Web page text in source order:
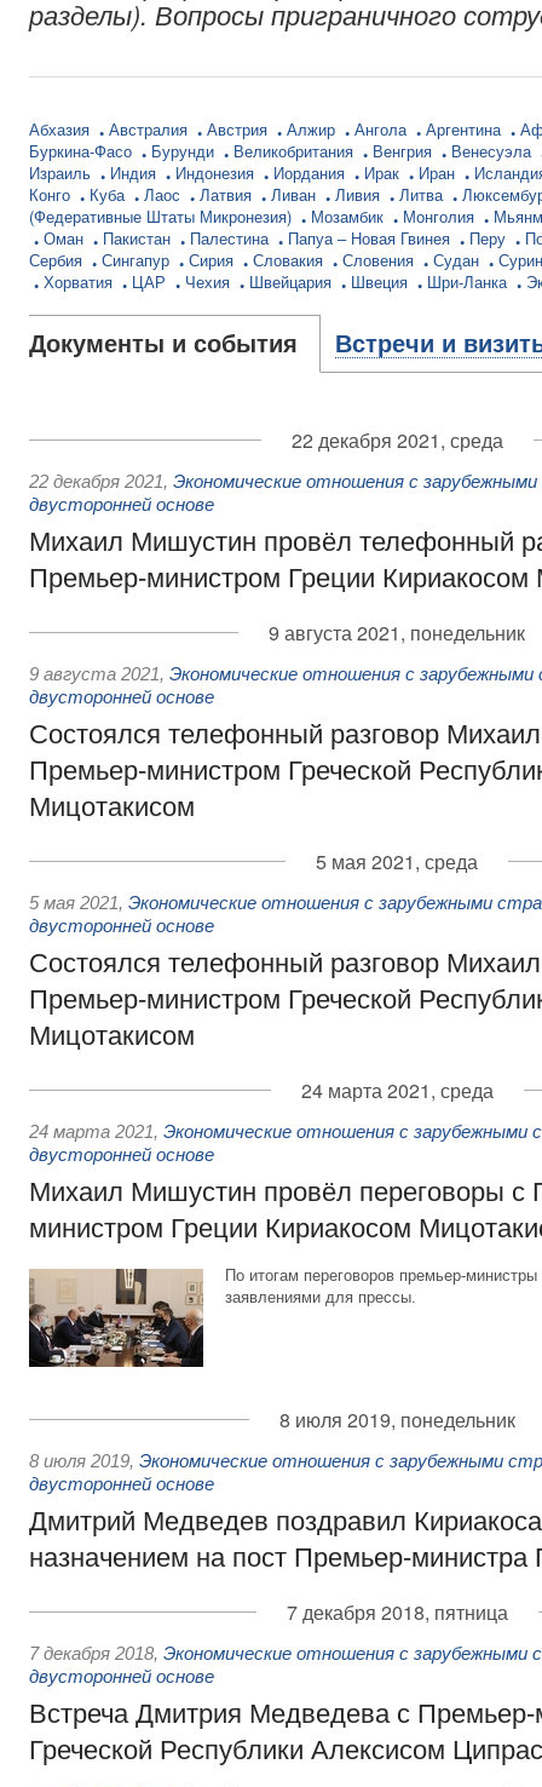
разделы). Вопросы приграничного
Абхазия Австралия Австрия Алжир Ангола Аргентина
Буркина-Фасо
Бурунди Великобритания Венгрия
Венесуэла
Израиль
Индия Индонезия Иордания Ирак Иран
Конго
Куба Лаос Латвия Ливан Ливия Литва
(Федеративные Штаты Микронезия)
Мозамбик Монголия
Оман
Пакистан Палестина Папуа – Новая Гвинея Перу
Сербия
Сингапур Сирия Словакия Словения Судан
Хорватия
ЦАР Чехия Швейцария Швеция Шри-Ланка
Документы и события Встречи и
22 декабря 2021, среда
22 декабря 2021, Экономические отношения с
двусторонней основе
Михаил Мишустин провёл телефонный
Премьер-министром Греции Кириакосом
9 августа 2021, понедельник
9 августа 2021, Экономические отношения с
двусторонней основе
Состоялся телефонный разговор
Премьер-министром Греческой
Мицотакисом
5 мая 2021, среда
5 мая 2021, Экономические отношения с зарубежными
двусторонней основе
Состоялся телефонный разговор
Премьер-министром Греческой
Мицотакисом
24 марта 2021, среда
24 марта 2021, Экономические отношения с зарубежными
двусторонней основе
Михаил Мишустин провёл переговоры с
министром Греции Кириакосом
По итогам переговоров премьер-
заявлениями для прессы.
8 июля 2019, понедельник
8 июля 2019, Экономические отношения с зарубежными
двусторонней основе
Дмитрий Медведев поздравил
назначением на пост Премьер-министра
7 декабря 2018, пятница
7 декабря 2018, Экономические отношения с зарубежными
двусторонней основе
Встреча Дмитрия Медведева с
Греческой Республики Алексисом